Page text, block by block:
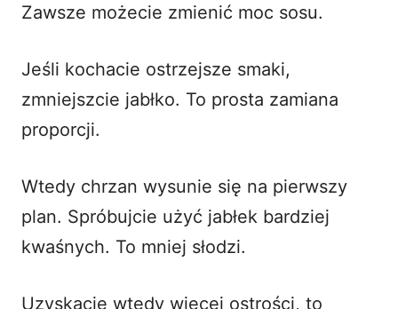
Zawsze możecie zmienić moc sosu.
Jeśli kochacie ostrzejsze smaki,
zmniejszcie jabłko. To prosta zamiana
proporcji.
Wtedy chrzan wysunie się na pierwszy
plan. Spróbujcie użyć jabłek bardziej
kwaśnych. To mniej słodzi.
Uzyskacie wtedy więcej ostrości, to